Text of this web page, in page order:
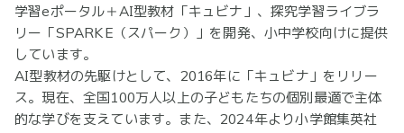
学習eポータル＋AI型教材「キュビナ」、探究学習ライブラ
リー「SPARKE（スパーク）」を開発、小中学校向けに提供
しています。
AI型教材の先駆けとして、2016年に「キュビナ」をリリー
ス。現在、全国100万人以上の子どもたちの個別最適で主体
的な学びを支えています。また、2024年より小学館集英社